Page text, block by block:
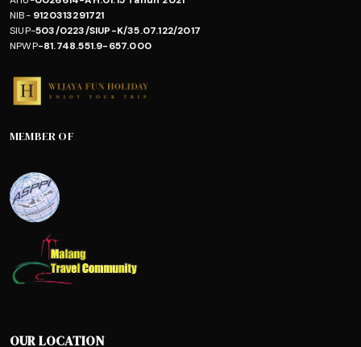
NIB-9120313291721
SIUP-503/0223/SIUP-K/35.07.122/2017
NPWP-81.748.551.9-657.000
MEMBER OF
OUR LOCATION